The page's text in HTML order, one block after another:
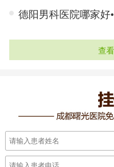
德阳男科医院哪家好•
查